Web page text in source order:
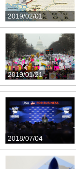
2019/02/01
2019/01/21
2018/07/04